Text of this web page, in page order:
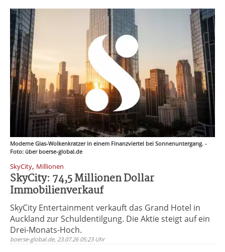
Moderne Glas-Wolkenkratzer in einem Finanzviertel bei Sonnenuntergang. -
Foto: über boerse-global.de
SkyCity, Millionen
SkyCity: 74,5 Millionen Dollar
Immobilienverkauf
SkyCity Entertainment verkauft das Grand Hotel in
Auckland zur Schuldentilgung. Die Aktie steigt auf ein
Drei-Monats-Hoch.
boerse-global.de, 23.07.26 05:23 Uhr